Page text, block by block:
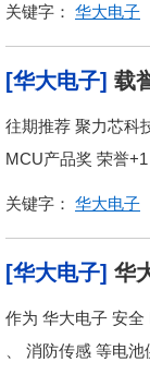
关键字： 华大电子
[华大电子] 载
往期推荐 聚力芯科
MCU产品奖 荣誉
关键字： 华大电子
[华大电子] 华
作为 华大电子 安
、 消防传感 等电